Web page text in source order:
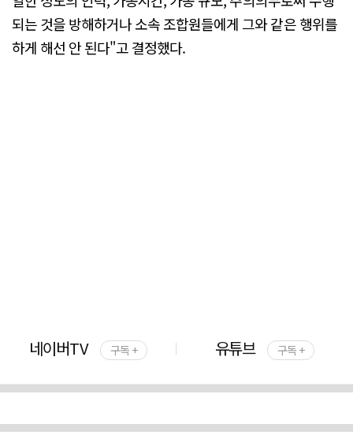
되는 것을 방해하거나 소속 조합원들에게 그와 같은 행위를
하게 해선 안 된다"고 결정했다.
네이버TV 구독 + 유튜브 구독 +